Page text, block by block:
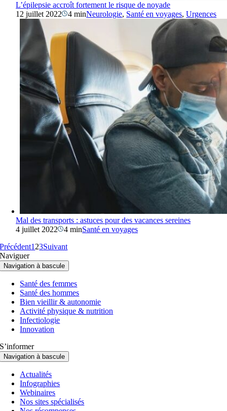
L’épilepsie accroît fortement le risque de noyade
12 juillet 2022
4 minNeurologie, Santé en voyages,Urgences
Mal des transports : astuces pour des vacances sereines
4 juillet 2022
4 minSanté en voyages
Précédent1 23Suivant
Naviguer
Navigation à bascule
Santé des femmes
Santé des hommes
Bien vieillir & autonomie
Activité physique & nutrition
Infectiologie
Innovation
S’informer
Navigation à bascule
Actualités
Infographies
Webinaires
Nos sites spécialisés